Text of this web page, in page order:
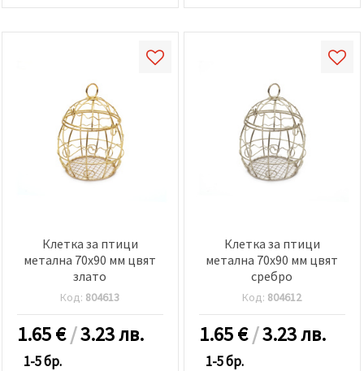
Клетка за птици
метална 70x90 мм цвят
злато
Код: 804613
1.65€/3.23 лв.
1-5 бр.
Клетка за птици
метална 70x90 мм цвят
сребро
Код: 804612
1.65€/3.23 лв.
1-5 бр.